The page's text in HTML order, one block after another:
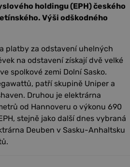
holdingu (EPH) českého
Výši odškodného
platby za odstavení uhelných
na odstavení získají dvě velké
spolkové zemi Dolní Sasko.
patří skupině Uniper a
Druhou je elektrárna
od Hannoveru o výkonu 690
stejně jako další dnes vybraná
Deuben v Sasku-Anhaltsku